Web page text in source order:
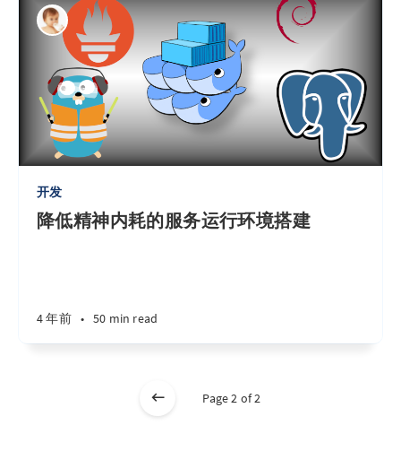
开发
降低精神内耗的服务运行环境搭建
4 年前 • 50 min read
Page 2 of 2